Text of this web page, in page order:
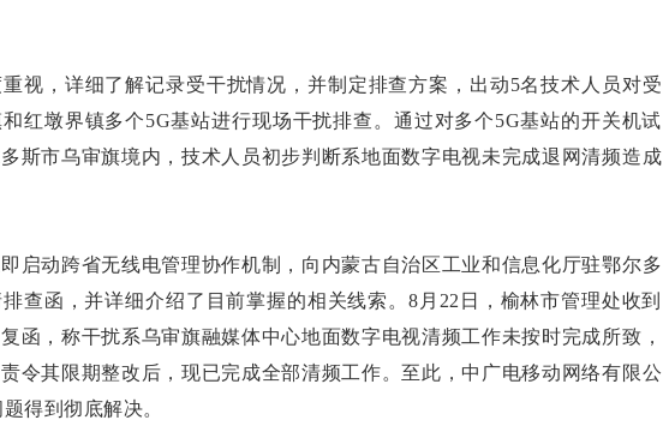
，详细了解记录受干扰情况，并制定排查方案，出动5名技术人员对受
红墩界镇多个5G基站进行现场干扰排查。通过对多个5G基站的开关机试
斯市乌审旗境内，技术人员初步判断系地面数字电视未完成退网清频造成
动跨省无线电管理协作机制，向内蒙古自治区工业和信息化厅驻鄂尔多
查函，并详细介绍了目前掌握的相关线索。8月22日，榆林市管理处收到
函，称干扰系乌审旗融媒体中心地面数字电视清频工作未按时完成所致，
令其限期整改后，现已完成全部清频工作。至此，中广电移动网络有限公
得到彻底解决。